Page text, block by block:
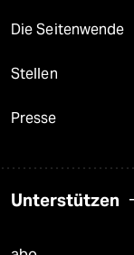
Die Seitenwende
Stellen
Presse
Unterstützen